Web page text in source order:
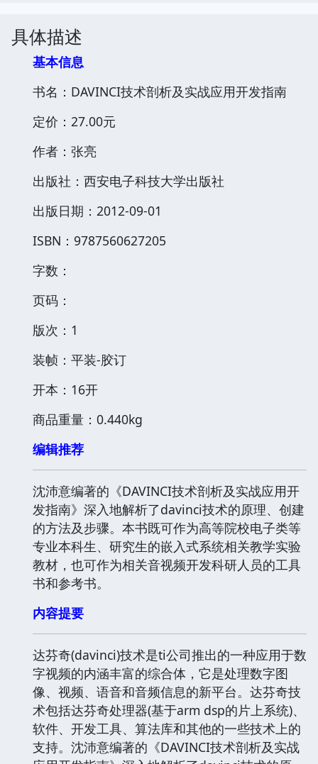
具体描述
基本信息
书名：DAVINCI技术剖析及实战应用开发指南
定价：27.00元
作者：张亮
出版社：西安电子科技大学出版社
出版日期：2012-09-01
ISBN：9787560627205
字数：
页码：
版次：1
装帧：平装-胶订
开本：16开
商品重量：0.440kg
编辑推荐
沈沛意编著的《DAVINCI技术剖析及实战应用开
发指南》深入地解析了davinci技术的原理、创建
的方法及步骤。本书既可作为高等院校电子类等
专业本科生、研究生的嵌入式系统相关教学实验
教材，也可作为相关音视频开发科研人员的工具
书和参考书。
内容提要
达芬奇(davinci)技术是ti公司推出的一种应用于数
字视频的内涵丰富的综合体，它是处理数字图
像、视频、语音和音频信息的新平台。达芬奇技
术包括达芬奇处理器(基于arm dsp的片上系统)、
软件、开发工具、算法库和其他的一些技术上的
支持。沈沛意编著的《DAVINCI技术剖析及实战